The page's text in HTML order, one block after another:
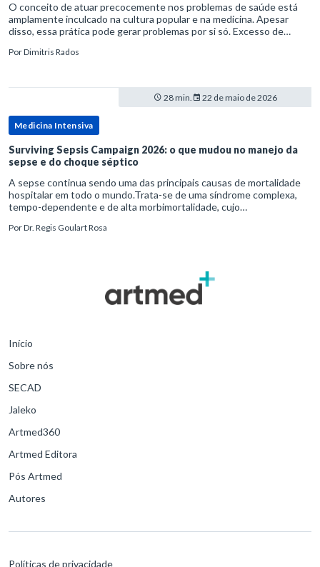
O conceito de atuar precocemente nos problemas de saúde está
amplamente inculcado na cultura popular e na medicina. Apesar
disso, essa prática pode gerar problemas por si só. Excesso de
PorDimitris Rados
28 min. 22 de maio de 2026
Medicina Intensiva
Surviving Sepsis Campaign 2026: o que mudou no manejo da
sepse e do choque séptico
A sepse continua sendo uma das principais causas de mortalidade
hospitalar em todo o mundo.Trata-se de uma síndrome complexa,
tempo-dependente e de alta morbimortalidade, cujo
para o desfe
PorDr. Regis Goulart Rosa
Início
Sobre nós
SECAD
Jaleko
Artmed360
Artmed Editora
Pós Artmed
Autores
Políticas de privacidade